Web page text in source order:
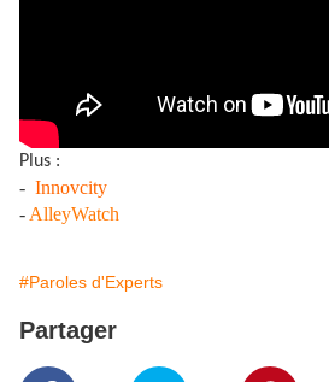
Plus :
- Innovcity
- AlleyWatch
#Paroles d'Experts
Partager